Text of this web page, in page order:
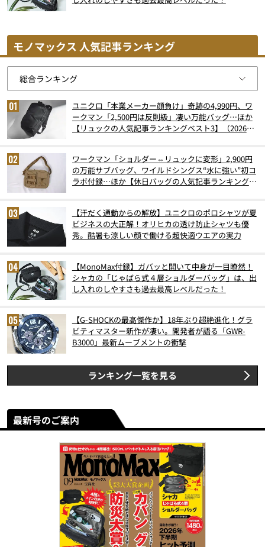
モノマックス 人気記事ランキング
ユニクロ「本業メーカー顔負け」奇跡の4,990円、ワ
ークマン「2,500円は反則級」凄い万能バッグ…ほか
【リュックの人気記事ランキングベスト3】（2026年
ワークマン「ショルダー⇔リュックに変形」2,900円
の万能サブバッグ、ワイルドシングス“水に強い”初コ
ラボ付録…ほか【休日バッグの人気記事ランキングベ
【汗だく通勤からの解放】ユニクロのポロシャツが夏
ビジネスの大正解！オリヒカの透け防止シャツも優
秀。酷暑も涼しい顔で働ける超快適ウエアの実力
【MonoMax付録】ガバッと開いて中身が一目瞭然！
シャカの「じゃばら式４層ショルダーバッグ」は、出
し入れのしやすさも過去最高レベルだった！
【G-SHOCKの最高傑作か】18年ぶり超絶進化！グラ
ビティマスター新作が凄い。開発者が語る「GWR-
B3000」最新ムーブメントの衝撃
ランキング一覧を見る
最新号のご案内